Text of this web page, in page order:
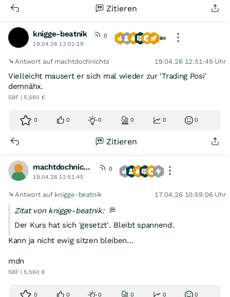
Zitieren
knigge-beatnik
0
19.04.26 13:02:19
Antwort auf machtdochnichts 19.04.26 12:51:45 Uhr
Vielleicht mausert er sich mal wieder zur 'Trading Posi'
demnähx.
SBF | 5,560 €
0 0 0 0 0 0
Zitieren
machtdochnichts
0
19.04.26 12:51:45
Antwort auf knigge-beatnik 17.04.26 10:59:06 Uhr
Zitat von knigge-beatnik:
Der Kurs hat sich 'gesetzt'. Bleibt spannend.
Kann ja nicht ewig sitzen bleiben...
mdn
SBF | 5,560 €
0 0 0 0 0 0